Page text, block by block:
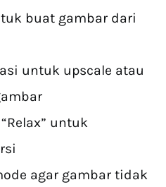
buat gambar dari
untuk upscale atau
untuk
agar gambar tidak